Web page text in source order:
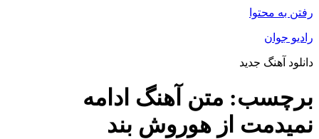
رفتن به محتوا
رادیو جوان
دانلود آهنگ جدید
برچسب: متن آهنگ ادامه
نمیدمت از هوروش بند